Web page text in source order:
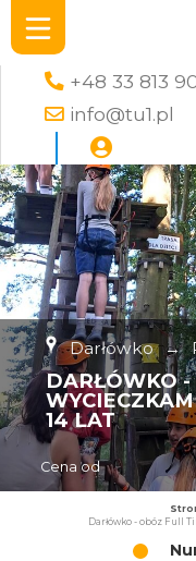
+48 33 813
info@tu1.pl
Darłówko →
DARŁÓWKO
14 LAT
Cena od
Darłówko - obóz Full